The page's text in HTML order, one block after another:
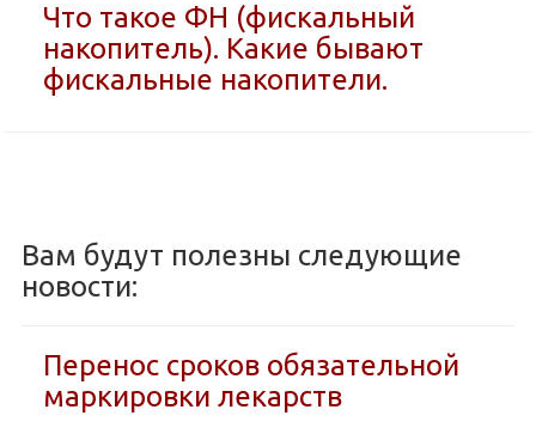
Что такое ФН (фискальный
накопитель). Какие бывают
фискальные накопители.
Вам будут полезны следующие
новости:
Перенос сроков обязательной
маркировки лекарств